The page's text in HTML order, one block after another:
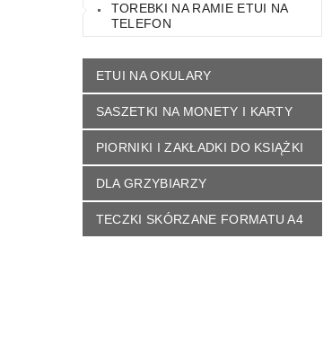
TOREBKI NA RAMIE ETUI NA
TELEFON
ETUI NA OKULARY
SASZETKI NA MONETY I KARTY
PIORNIKI I ZAKŁADKI DO KSIĄŻKI
DLA GRZYBIARZY
TECZKI SKÓRZANE FORMATU A4